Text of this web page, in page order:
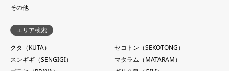
その他
エリア検索
クタ（KUTA）
セコトン（SEKOTONG）
スンギギ（SENGIGI）
マタラム（MATARAM）